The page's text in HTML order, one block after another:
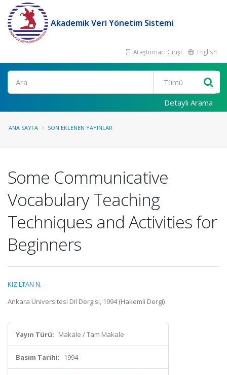
Akademik Veri Yönetim Sistemi
Araştırmacı Girişi English
Ara
Detaylı Arama
ANA SAYFA SON EKLENEN YAYINLAR
Some Communicative
Vocabulary Teaching
Techniques and Activities for
Beginners
KIZILTAN N.
Ankara Üniversitesi Dil Dergisi, 1994 (Hakemli Dergi)
Yayın Türü: Makale / Tam Makale
Basım Tarihi: 1994